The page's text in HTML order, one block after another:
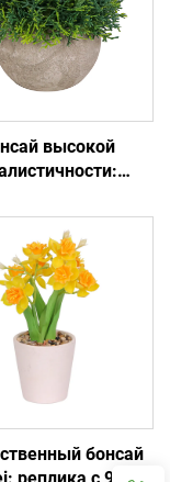
высокой
дома и офиса
бонсай